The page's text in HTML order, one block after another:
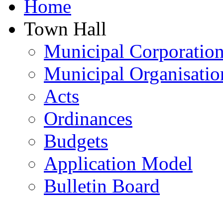
Home
Town Hall
Municipal
Municipal
Acts
Ordinances
Budgets
Application Model
Bulletin Board